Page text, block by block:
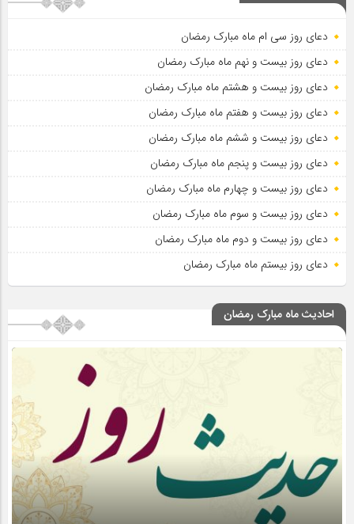
دعای روز سی ام ماه مبارک رمضان
دعای روز بیست و نهم ماه مبارک رمضان
دعای روز بیست و هشتم ماه مبارک رمضان
دعای روز بیست و هفتم ماه مبارک رمضان
دعای روز بیست و ششم ماه مبارک رمضان
دعای روز بیست و پنجم ماه مبارک رمضان
دعای روز بیست و چهارم ماه مبارک رمضان
دعای روز بیست و سوم ماه مبارک رمضان
دعای روز بیست و دوم ماه مبارک رمضان
دعای روز بیستم ماه مبارک رمضان
احادیث ماه مبارک رمضان